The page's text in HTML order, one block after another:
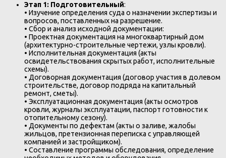
Этап 1: Подготовительный:
• Изучение определения суда о назначении экспертизы и
вопросов, поставленных на разрешение.
• Сбор и анализ исходной документации:
• Проектная документация на многоквартирный дом
(архитектурно-строительные чертежи, узлы кровли).
• Исполнительная документация (акты
освидетельствования скрытых работ, исполнительные
схемы).
• Договорная документация (договор участия в долевом
строительстве, договор подряда на капитальный
ремонт, сметы).
• Эксплуатационная документация (акты осмотров
кровли, журналы эксплуатации, паспорт готовности к
отопительному сезону).
• Документы по дефектам (акты о заливе, жалобы
жильцов, претензионная переписка с управляющей
компанией и застройщиком).
• Составление программы обследования, определение